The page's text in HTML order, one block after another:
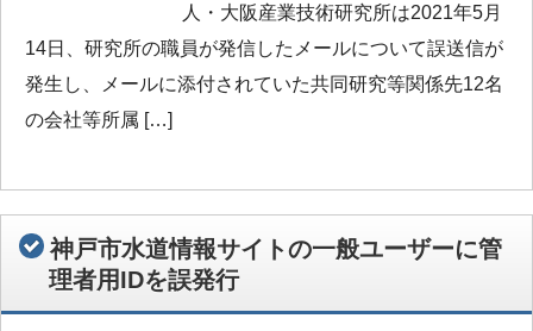
人・大阪産業技術研究所は2021年5月
14日、研究所の職員が発信したメールについて誤送信が
発生し、メールに添付されていた共同研究等関係先12名
の会社等所属 […]
神戸市水道情報サイトの一般ユーザーに管
理者用IDを誤発行